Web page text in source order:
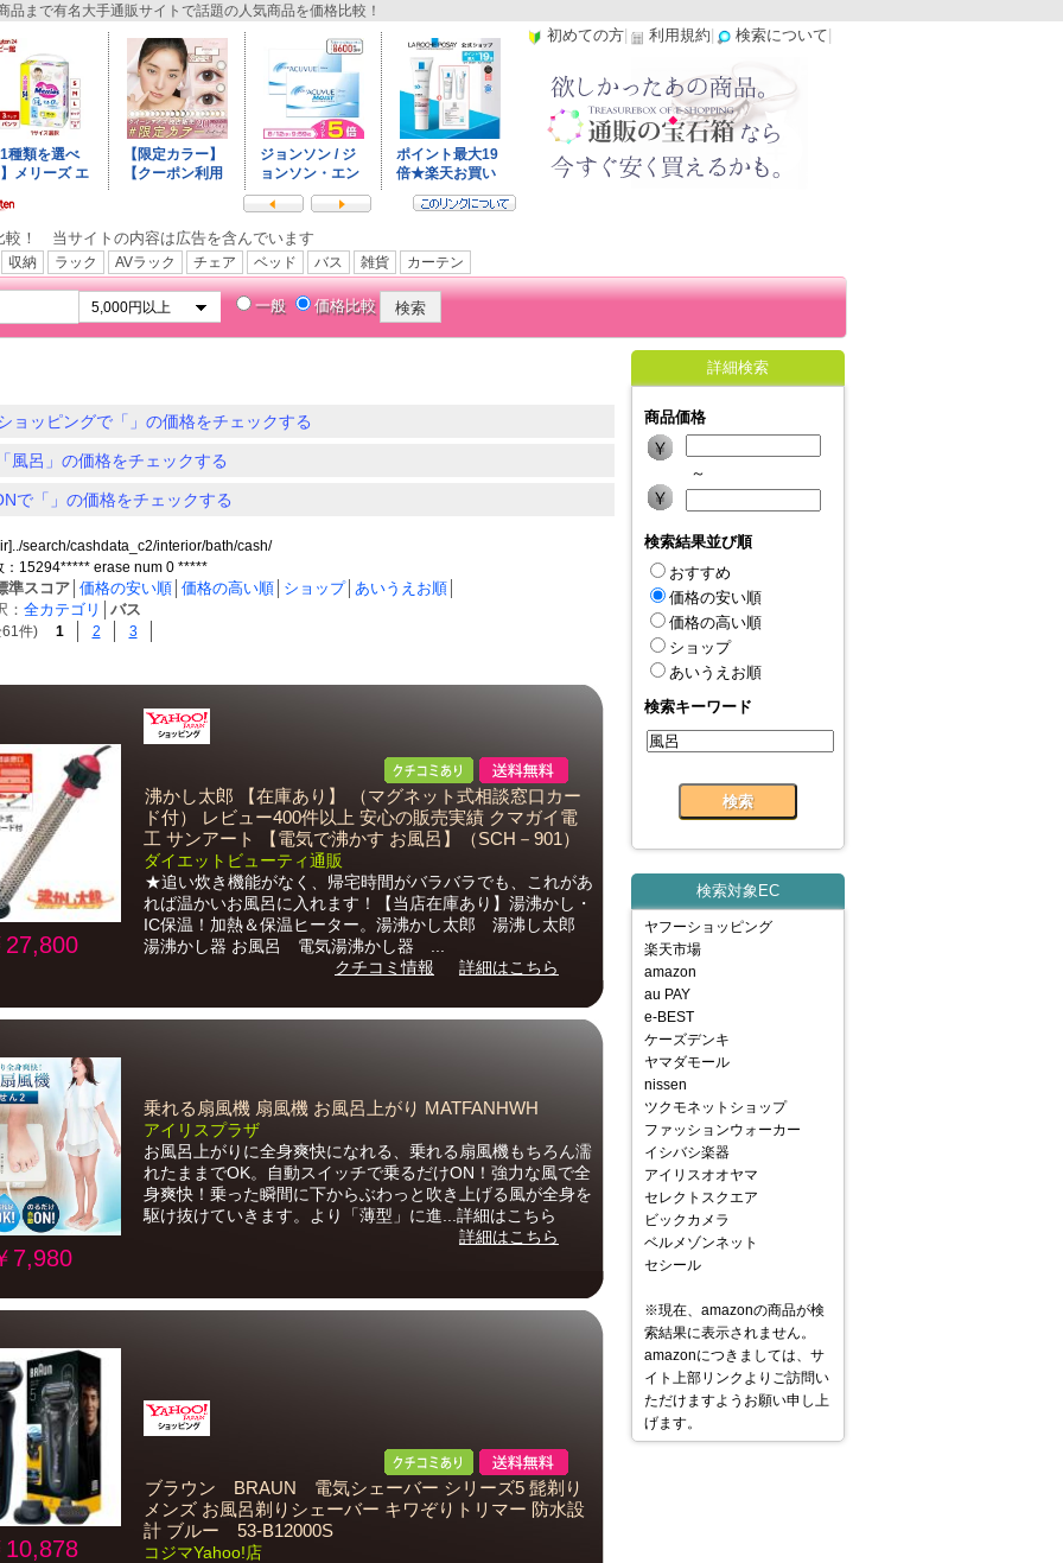
まで有名大手通販サイトで話題の人気商品を価格比較！
初めての方 利用規約 検索について
較！ 当サイトの内容は広告を含んでいます
収納 ラック AVラック チェア ベッド バス 雑貨 カーテン
一般 価格比較
ョッピングで「」の価格をチェックする
風呂」の価格をチェックする
で「」の価格をチェックする
search/cashdata_c2/interior/bath/cash/
：15294***** erase num 0 *****
準スコア 価格の安い順 価格の高い順 ショップ│ あいうえお順
： 全カテゴリ バス
件) 1 2 3
27,800
沸かし太郎 【在庫あり】 （マグネット式相談窓口カー
ド付） レビュー400件以上 安心の販売実績 クマガイ電
工 サンアート 【電気で沸かす お風呂】（SCH－901）
ダイエットビューティ通販
★追い炊き機能がなく、帰宅時間がバラバラでも、これがあ
れば温かいお風呂に入れます！【当店在庫あり】湯沸かし・
IC保温！加熱＆保温ヒーター。湯沸かし太郎 湯沸し太郎
湯沸かし器 お風呂 電気湯沸かし器 ...
クチコミ情報
詳細はこちら
7,980
乗れる扇風機 扇風機 お風呂上がり MATFANHWH
アイリスプラザ
お風呂上がりに全身爽快になれる、乗れる扇風機もちろん濡
れたままでOK。自動スイッチで乗るだけON！強力な風で全
身爽快！乗った瞬間に下からぶわっと吹き上げる風が全身を
駆け抜けていきます。より「薄型」に進...詳細はこちら
詳細はこちら
10,878
ブラウン BRAUN 電気シェーバー シリーズ5 髭剃り
メンズ お風呂剃りシェーバー キワぞりトリマー 防水設
計 ブルー 53-B12000S
コジマYahoo!店
詳細検索
商品価格
～
検索結果並び順
おすすめ
価格の安い順
価格の高い順
ショップ
あいうえお順
検索キーワード
検索対象EC
ヤフーショッピング
楽天市場
amazon
au PAY
e-BEST
ケーズデンキ
ヤマダモール
nissen
ツクモネットショップ
ファッションウォーカー
イシバシ楽器
アイリスオオヤマ
セレクトスクエア
ビックカメラ
ベルメゾンネット
セシール
※現在、amazonの商品が検
索結果に表示されません。
amazonにつきましては、サ
イト上部リンクよりご訪問い
ただけますようお願い申し上
げます。